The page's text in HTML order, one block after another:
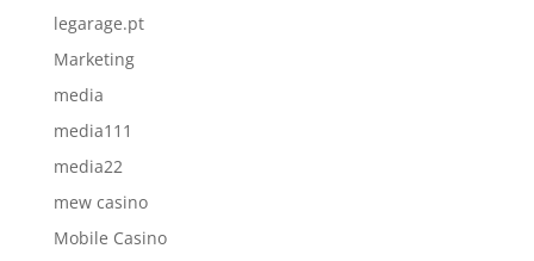
legarage.pt
Marketing
media
media111
media22
mew casino
Mobile Casino